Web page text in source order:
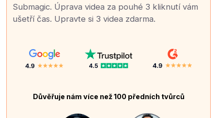
Submagic. Úprava videa za pouhé 3 kliknutí vám
ušetří čas. Upravte si 3 videa zdarma.
Důvěřuje nám více než 100 předních tvůrců